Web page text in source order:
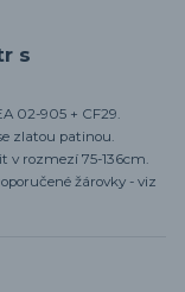
s
02-905 + CF29.
zlatou patinou.
v rozmezí 75-136cm.
žárovky - viz